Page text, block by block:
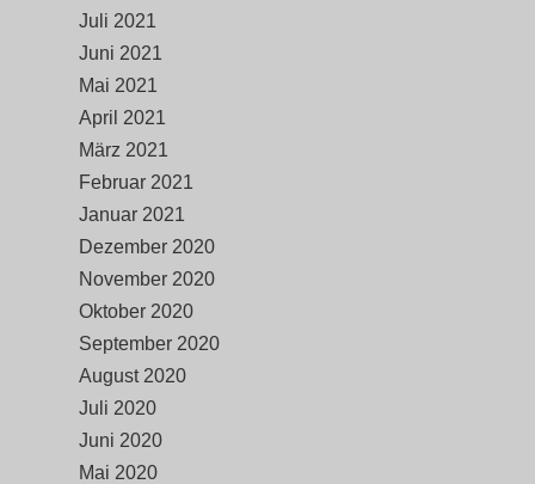
Juli 2021
Juni 2021
Mai 2021
April 2021
März 2021
Februar 2021
Januar 2021
Dezember 2020
November 2020
Oktober 2020
September 2020
August 2020
Juli 2020
Juni 2020
Mai 2020